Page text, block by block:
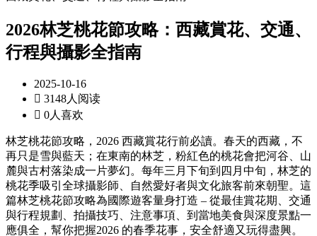
2026林芝桃花節攻略：西藏賞花、交通、
行程與攝影全指南
2025-10-16
 3148人阅读
 0人喜欢
林芝桃花節攻略，2026 西藏賞花行前必讀。春天的西藏，不
再只是雪與藍天；在東南的林芝，粉紅色的桃花會把河谷、山
麓與古村落染成一片夢幻。每年三月下旬到四月中旬，林芝的
桃花季吸引全球攝影師、自然愛好者與文化旅客前來朝聖。這
篇林芝桃花節攻略為國際遊客量身打造 – 從最佳賞花期、交通
與行程規劃、拍攝技巧、注意事項、到當地美食與深度景點一
應俱全，幫你把握2026 的春季花事，安全舒適又玩得盡興。